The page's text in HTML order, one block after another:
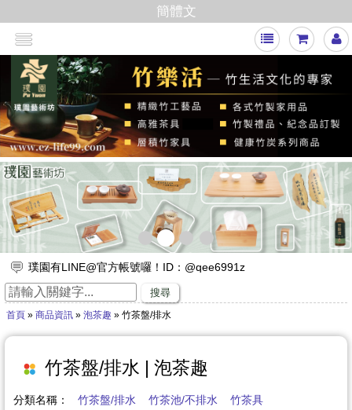
簡體文
< >
璞園有LINE@官方帳號囉！ID：@qee6991z
放假出遊，來竹山璞園享受一趟竹與木化石的自然之旅吧！
竹子的專家，有任何與竹相關的問題歡迎找璞園！
【舒浮沙發】隆重登場
璞園竹醋液通過SGS抗菌、無重金屬殘留的檢測٩(๑❛ᴗ❛๑)۶
哦！
搜尋
首頁» 商品資訊» 泡茶趣 » 竹茶盤/排水
竹茶盤/排水 | 泡茶趣
分類名稱： 竹茶盤/排水 竹茶池/不排水 竹茶具